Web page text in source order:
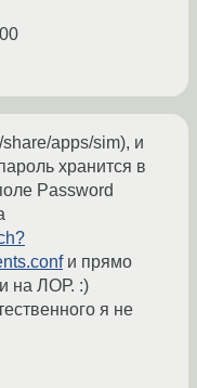
apps/sim), и
хранится в
Password
и прямо
на ЛОР. :)
я не